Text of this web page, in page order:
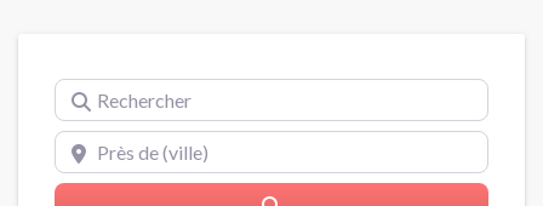
Rechercher
Près de (ville)